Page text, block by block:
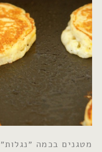
מטגנים בכמה